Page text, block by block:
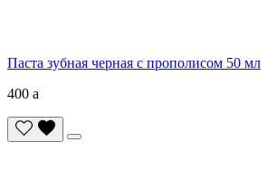
Паста зубная черная с прополисом 50 мл
400 a